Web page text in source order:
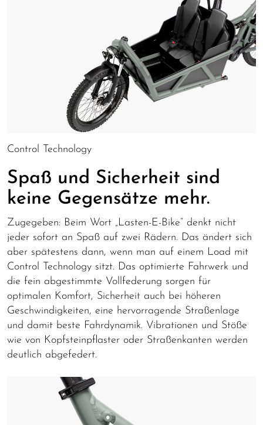
Control Technology
Spaß und Sicherheit sind
keine Gegensätze mehr.
Zugegeben: Beim Wort „Lasten-E-Bike“ denkt nicht
jeder sofort an Spaß auf zwei Rädern. Das ändert sich
aber spätestens dann, wenn man auf einem Load mit
Control Technology sitzt. Das optimierte Fahrwerk und
die fein abgestimmte Vollfederung sorgen für
optimalen Komfort, Sicherheit auch bei höheren
Geschwindigkeiten, eine hervorragende Straßenlage
und damit beste Fahrdynamik. Vibrationen und Stöße
wie von Kopfsteinpflaster oder Straßenkanten werden
deutlich abgefedert.